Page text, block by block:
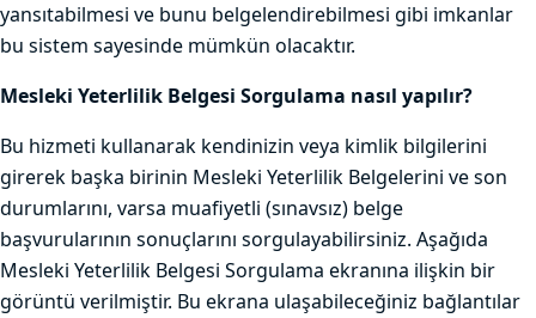
yansıtabilmesi ve bunu belgelendirebilmesi gibi imkanlar
bu sistem sayesinde mümkün olacaktır.
Mesleki Yeterlilik Belgesi Sorgulama nasıl yapılır?
Bu hizmeti kullanarak kendinizin veya kimlik bilgilerini
girerek başka birinin Mesleki Yeterlilik Belgelerini ve son
durumlarını, varsa muafiyetli (sınavsız) belge
başvurularının sonuçlarını sorgulayabilirsiniz. Aşağıda
Mesleki Yeterlilik Belgesi Sorgulama ekranına ilişkin bir
görüntü verilmiştir. Bu ekrana ulaşabileceğiniz bağlantılar